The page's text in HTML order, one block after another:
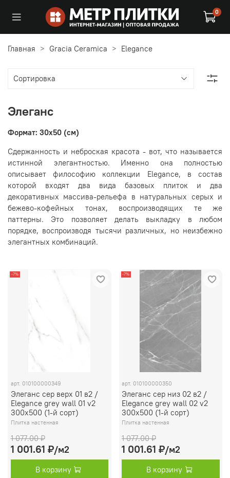
0
Главная Gracia Ceramica Elegance
Элеганс
Формат: 30x50 (см)
Сдержанность и неброская красота - вот, что называется
истинной элегантностью. Именно она полностью
описывает философию коллекции Elegance, в состав
которой входят два вида базовых плиток и два
декоративных массива-рельефа в натуральных серых и
бежево-кофейных тонах, воспроизводящих те же
паттерны. Это позволяет делать выкладку в любом
порядке, воспроизводя тысячи различных, но неизбежно
элегантных комбинаций.
-7%
арт. 010100000349
Элеганс сер верх 01 в2 /
Elegance grey wall 01 v2
300х500 (1-й сорт)
Плитка настенная
1 077.00 ₽
1 001.61 ₽/м2
В корзину
-7%
арт. 010100000350
Элеганс сер низ 02 в2 /
Elegance grey wall 02 v2
300х500 (1-й сорт)
Плитка настенная
1 077.00 ₽
1 001.61 ₽/м2
В корзину